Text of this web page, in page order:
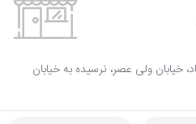
بهجت آباد، خیابان ولی عصر، نرسیده به خیابان